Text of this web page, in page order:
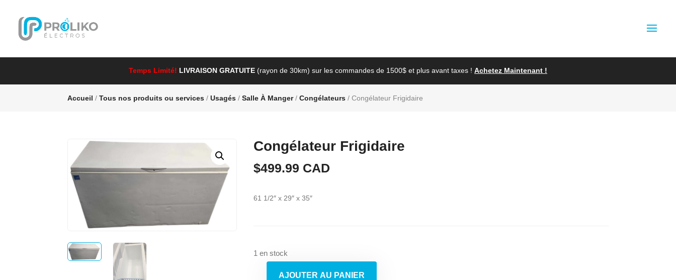
Temps Limité! LIVRAISON GRATUITE (rayon de 30km) sur les commandes de 1500$ et plus avant taxes ! Achetez Maintenant !
Accueil /Tous nos produits ou services /Usagés /Salle À Manger/Congélateurs / Congélateur Frigidaire
Congélateur Frigidaire
$499.99 CAD
61 1/2″ x 29″ x 35″
1 en stock
AJOUTER AU PANIER